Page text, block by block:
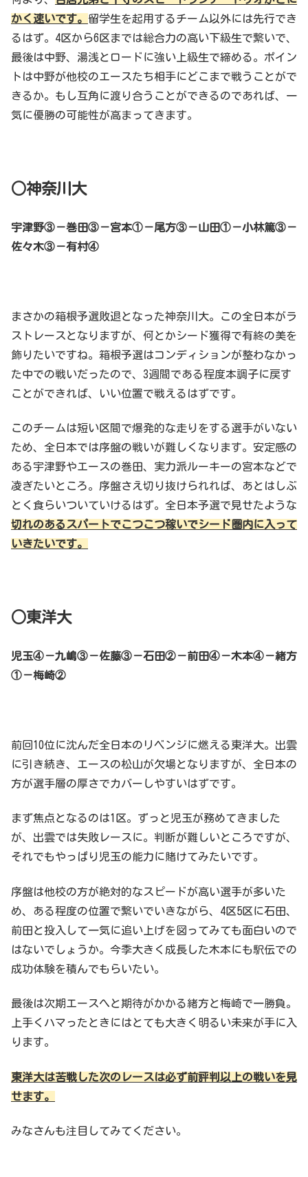
かく速いです。 留学生を起用するチーム以外には先行でき
るはず。4区から6区までは総合力の高い下級生で繋いで、
最後は中野、湯浅とロードに強い上級生で締める。ポイン
トは中野が他校のエースたち相手にどこまで戦うことがで
きるか。もし互角に渡り合うことができるのであれば、一
気に優勝の可能性が高まってきます。
○神奈川大
宇津野③－巻田③－宮本①－尾方③－山田①－小林篤③－
佐々木③－有村④
まさかの箱根予選敗退となった神奈川大。この全日本がラ
ストレースとなりますが、何とかシード獲得で有終の美を
飾りたいですね。箱根予選はコンディションが整わなかっ
た中での戦いだったので、3週間である程度本調子に戻す
ことができれば、いい位置で戦えるはずです。
このチームは短い区間で爆発的な走りをする選手がいない
ため、全日本では序盤の戦いが難しくなります。安定感の
ある宇津野やエースの巻田、実力派ルーキーの宮本などで
凌ぎたいところ。序盤さえ切り抜けられれば、あとはしぶ
とく食らいついていけるはず。全日本予選で見せたような
切れのあるスパートでこつこつ稼いでシード圏内に入って
いきたいです。
○東洋大
児玉④－九嶋③－佐藤③－石田②－前田④－木本④－緒方
①－梅崎②
前回10位に沈んだ全日本のリベンジに燃える東洋大。出雲
に引き続き、エースの松山が欠場となりますが、全日本の
方が選手層の厚さでカバーしやすいはずです。
まず焦点となるのは1区。ずっと児玉が務めてきました
が、出雲では失敗レースに。判断が難しいところですが、
それでもやっぱり児玉の能力に賭けてみたいです。
序盤は他校の方が絶対的なスピードが高い選手が多いた
め、ある程度の位置で繋いでいきながら、4区5区に石田、
前田と投入して一気に追い上げを図ってみても面白いので
はないでしょうか。今季大きく成長した木本にも駅伝での
成功体験を積んでもらいたい。
最後は次期エースへと期待がかかる緒方と梅崎で一勝負。
上手くハマったときにはとても大きく明るい未来が手に入
ります。
東洋大は苦戦した次のレースは必ず前評判以上の戦いを見
せます。
みなさんも注目してみてください。